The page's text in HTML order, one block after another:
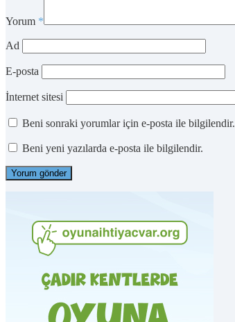
Yorum *
Ad
E-posta
İnternet sitesi
Beni sonraki yorumlar için e-posta ile bilgilendir.
Beni yeni yazılarda e-posta ile bilgilendir.